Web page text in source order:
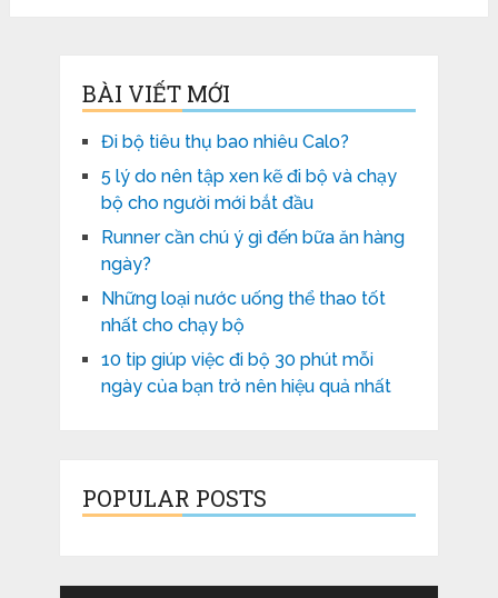
BÀI VIẾT MỚI
Đi bộ tiêu thụ bao nhiêu Calo?
5 lý do nên tập xen kẽ đi bộ và chạy
bộ cho người mới bắt đầu
Runner cần chú ý gì đến bữa ăn hàng
ngày?
Những loại nước uống thể thao tốt
nhất cho chạy bộ
10 tip giúp việc đi bộ 30 phút mỗi
ngày của bạn trở nên hiệu quả nhất
POPULAR POSTS